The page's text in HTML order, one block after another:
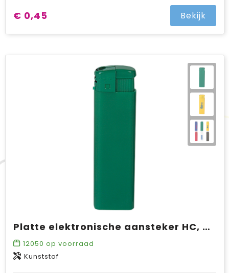
€ 0,45 Bekijk
Platte elektronische aansteker HC, navulbaar SALE
12050 op voorraad
Kunststof